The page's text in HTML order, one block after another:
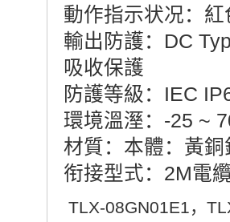
動作指示状况：
輸出防護：DC
吸收保護
防護等級：IEC
環境溫溼：-25 ~
材質：本體：黃
衔接型式：2M電
TLX-08GN01E1，